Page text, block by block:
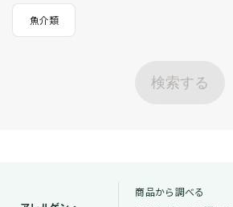
魚介類
検索する
商品から調べる